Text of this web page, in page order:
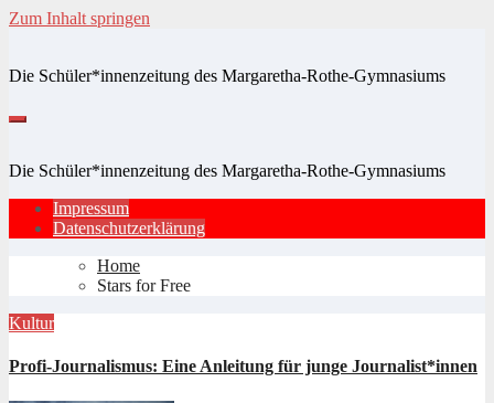
Zum Inhalt springen
Die Schüler*innenzeitung des Margaretha-Rothe-Gymnasiums
Die Schüler*innenzeitung des Margaretha-Rothe-Gymnasiums
Impressum
Datenschutzerklärung
Home
Stars for Free
Kultur
Profi-Journalismus: Eine Anleitung für junge Journalist*innen